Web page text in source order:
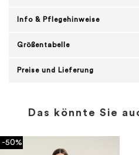
Info & Pflegehinweise
Größentabelle
Preise und Lieferung
Das könnte Sie
-50%